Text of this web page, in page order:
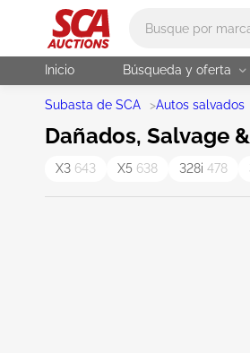
Inicio Búsqueda y oferta
Subasta de SCA >Autos salvados
Dañados, Salvage
X3 643 X5 638 328i 478